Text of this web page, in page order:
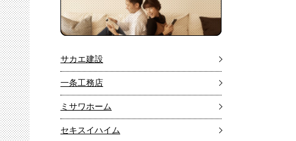
サカエ建設
一条工務店
ミサワホーム
セキスイハイム